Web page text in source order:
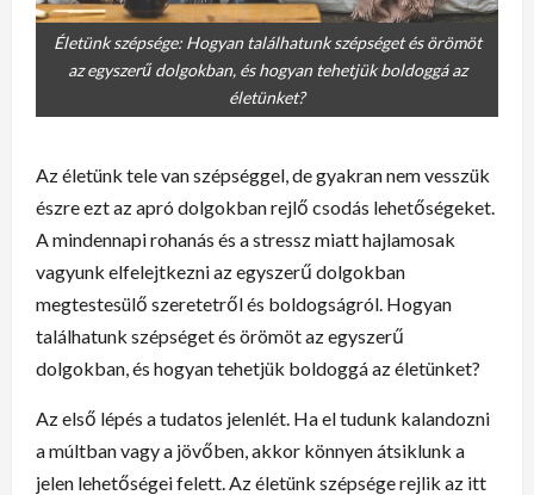
Életünk szépsége: Hogyan találhatunk szépséget és örömöt
az egyszerű dolgokban, és hogyan tehetjük boldoggá az
életünket?
Az életünk tele van szépséggel, de gyakran nem vesszük
észre ezt az apró dolgokban rejlő csodás lehetőségeket.
A mindennapi rohanás és a stressz miatt hajlamosak
vagyunk elfelejtkezni az egyszerű dolgokban
megtestesülő szeretetről és boldogságról. Hogyan
találhatunk szépséget és örömöt az egyszerű
dolgokban, és hogyan tehetjük boldoggá az életünket?
Az első lépés a tudatos jelenlét. Ha el tudunk kalandozni
a múltban vagy a jövőben, akkor könnyen átsiklunk a
jelen lehetőségei felett. Az életünk szépsége rejlik az itt